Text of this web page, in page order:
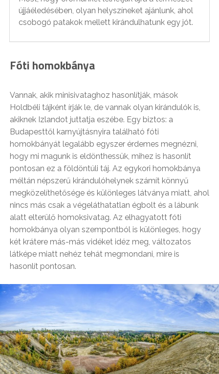
újjáéledésében, olyan helyszíneket ajánlunk, ahol
csobogó patakok mellett kirándulhatunk egy jót.
Fóti homokbánya
Vannak, akik minisivataghoz hasonlítják, mások
Holdbéli tájként írják le, de vannak olyan kirándulók is,
akiknek Izlandot juttatja eszébe. Egy biztos: a
Budapesttől karnyújtásnyira található fóti
homokbányát legalább egyszer érdemes megnézni,
hogy mi magunk is eldönthessük, mihez is hasonlít
pontosan ez a földöntúli táj. Az egykori homokbánya
méltán népszerű kirándulóhelynek számít könnyű
megközelíthetősége és különleges látványa miatt, ahol
nincs más csak a végeláthatatlan égbolt és a lábunk
alatt elterülő homoksivatag. Az elhagyatott fóti
homokbánya olyan szempontból is különleges, hogy
két krátere más-más vidéket idéz meg, változatos
látképe miatt nehéz tehát megmondani, mire is
hasonlít pontosan.